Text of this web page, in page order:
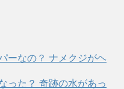
ーなの？ ナメクジがヘ
った？ 奇跡の水があっ